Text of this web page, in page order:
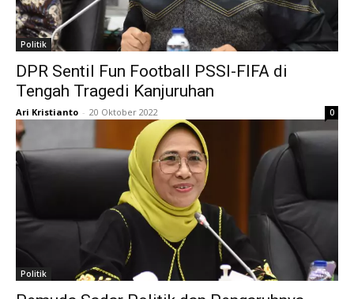
Politik
DPR Sentil Fun Football PSSI-FIFA di
Tengah Tragedi Kanjuruhan
Ari Kristianto - 20 Oktober 2022 0
Politik